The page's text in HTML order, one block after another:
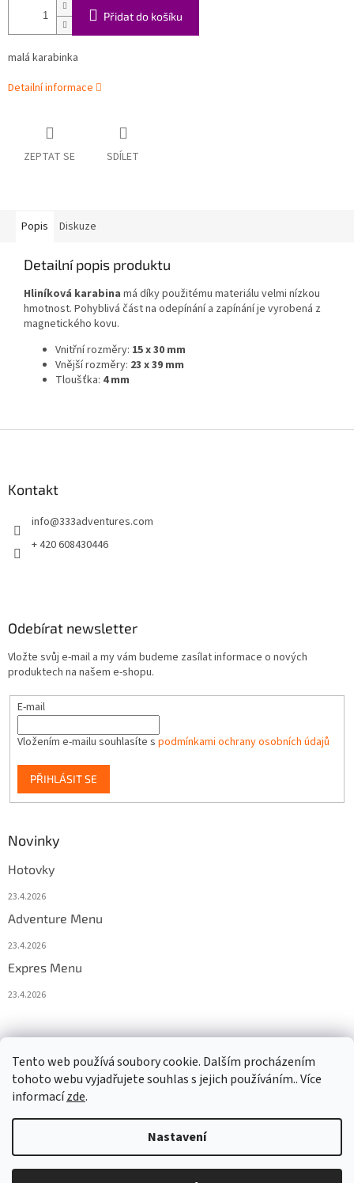
Tento web používá soubory cookie. Dalším procházením
tohoto webu vyjadřujete souhlas s jejich používáním.. Více
informacízde.
Nastavení
Přidat do košíku
malá karabinka
Detailní informace
ZEPTAT SE SDÍLET
Popis Diskuze
Detailní popis produktu
Hliníková karabina má díky použitému materiálu velmi nízkou
hmotnost. Pohyblivá část na odepínání a zapínání je vyrobená z
magnetického kovu.
Vnitřní rozměry: 15 x 30 mm
Vnější rozměry: 23 x 39 mm
Tloušťka: 4 mm
Kontakt
info@333adventures.com
+ 420 608430446
Odebírat newsletter
Vložte svůj e-mail a my vám budeme zasílat informace o nových
produktech na našem e-shopu.
E-mail
Vložením e-mailu souhlasíte s podmínkami ochrany osobních údajů
PŘIHLÁSIT SE
Novinky
Hotovky
23.4.2026
Adventure Menu
23.4.2026
Expres Menu
23.4.2026
Copyright 2026www.333adventures.com. Všechna práva